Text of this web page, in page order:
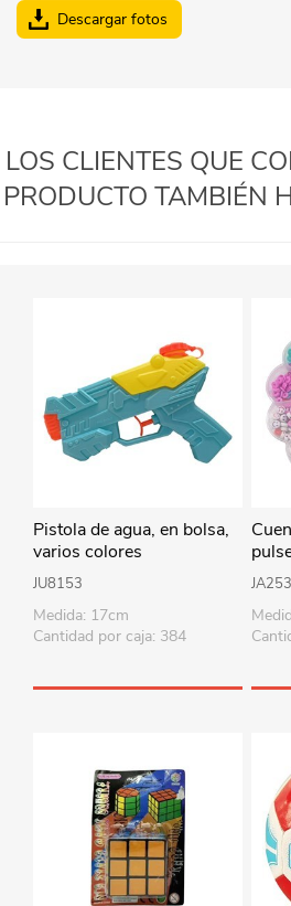
Descargar fotos
LOS CLIENTES QUE
PRODUCTO TAMBIÉN
Pistola de agua, en bolsa,
varios colores
JU8153
Medida: 17cm
Cantidad por caja: 384